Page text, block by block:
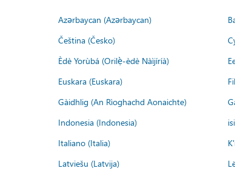
Azərbaycan (Azərbaycan)
Čeština (Česko)
Èdè Yorùbá (Orilẹ̀-èdè Nàìjíríà)
Euskara (Euskara)
Gàidhlig (An Rìoghachd Aonaichte)
Indonesia (Indonesia)
Italiano (Italia)
Latviešu (Latvija)